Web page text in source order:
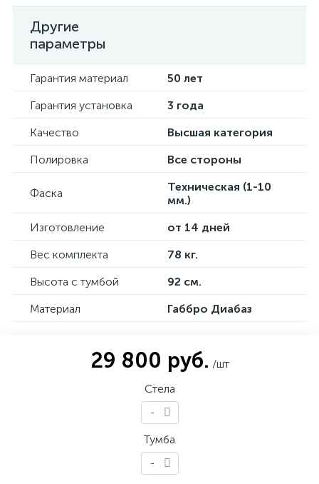
Другие
параметры
Гарантия материал
50 лет
Гарантия установка
3 года
Качество
Высшая категория
Полировка
Все стороны
Фаска
Техническая (1-10
мм.)
Изготовление
от 14 дней
Вес комплекта
78 кг.
Высота с тумбой
92 см.
Материал
Габбро Диабаз
29 800 руб. /шт
Стела
-
Тумба
-